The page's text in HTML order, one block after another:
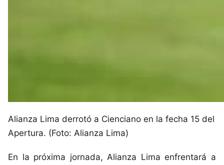
Alianza Lima derrotó a Cienciano en la fecha 15 del
Apertura. (Foto: Alianza Lima)
En la próxima jornada, Alianza Lima enfrentará a